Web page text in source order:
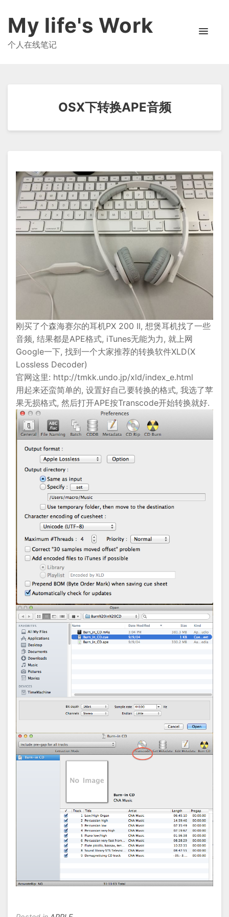
My life's Work
个人在线笔记
OSX下转换APE音频
刚买了个森海赛尔的耳机PX 200 II, 想煲耳机找了一些
音频, 结果都是APE格式, iTunes无能为力, 就上网
Google一下, 找到一个大家推荐的转换软件XLD(X
Lossless Decoder)
官网这里: http://tmkk.undo.jp/xld/index_e.html
用起来还蛮简单的, 设置好自己要转换的格式, 我选了苹
果无损格式, 然后打开APE按Transcode开始转换就好.